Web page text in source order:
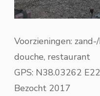
Voorzieningen:
douche, restaurant
GPS: N38.03262
Bezocht 2017